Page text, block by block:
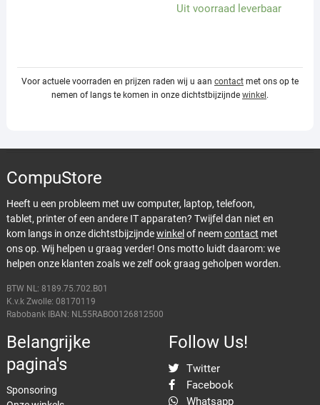
Uit voorraad leverbaar
Voor actuele voorraden en prijzen raden wij u aan contactmet ons op te
nemen of langs te komen in onze dichtstbijzijnde winkel.
CompuStore
Heeft u een probleem met uw computer, laptop, telefoon,
tablet, printer of een andere IT apparaten? Twijfel dan niet en
kom langs in onze dichtstbijzijndewinkel of neemcontact met
ons op. Wij helpen u graag verder! Ons motto luidt daarom: we
helpen onze klanten zoals we zelf ook graag geholpen worden.
BTW NL: 8189.75.702.B01
K.v.k Zwolle: 08170119
Rabobank IBAN: NL55RABO0126812500
Belangrijke
pagina's
Sponsoring
Follow Us!
Twitter
Facebook
Whatsapp